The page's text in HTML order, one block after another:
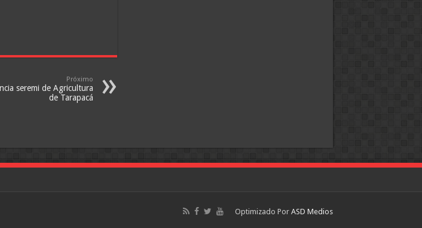
Próximo
seremi de Agricultura
de Tarapacá
Optimizado Por ASD Medios